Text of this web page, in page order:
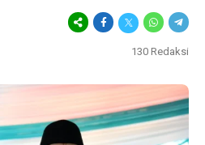
130 Redaksi